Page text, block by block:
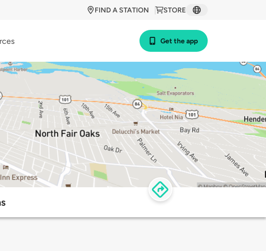
STORE
FIND A STATION
Get the app